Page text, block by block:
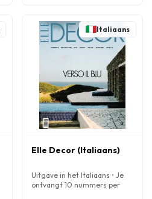
Italiaans
Elle Decor (Italiaans)
Uitgave in het Italiaans • Je
ontvangt 10 nummers per